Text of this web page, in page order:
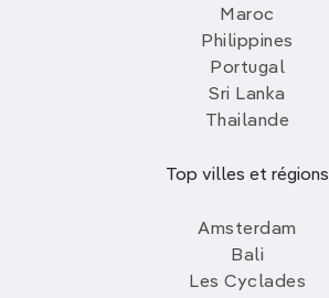
Maroc
Philippines
Portugal
Sri Lanka
Thailande
Top villes et régions
Amsterdam
Bali
Les Cyclades